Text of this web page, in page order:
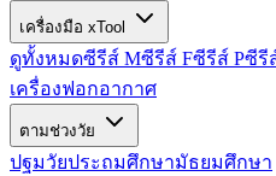
เครื่องมือ xTool
ดูทั้งหมดซีรีส์ Mซีรีส์ Fซีรีส์ Pซีรี
เครื่องฟอกอากาศ
ตามช่วงวัย
ปฐมวัยประถมศึกษามัธยมศึกษา